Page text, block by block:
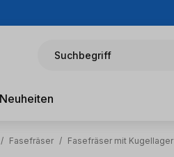
Suchbegriff
Neuheiten
/ Fasefräser / Fasefräser mit Kugellager